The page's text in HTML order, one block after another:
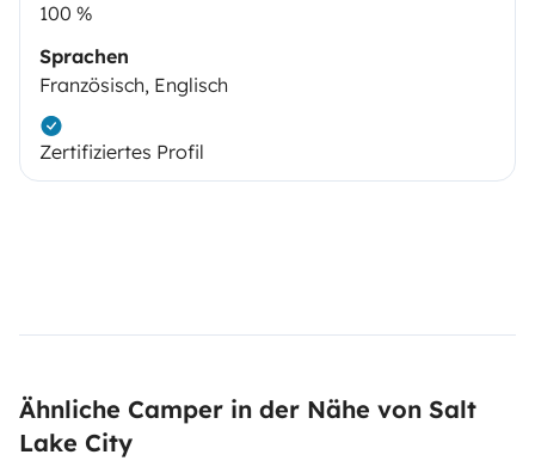
100 %
Sprachen
Französisch, Englisch
Zertifiziertes Profil
Ähnliche Camper in der Nähe von Salt
Lake City